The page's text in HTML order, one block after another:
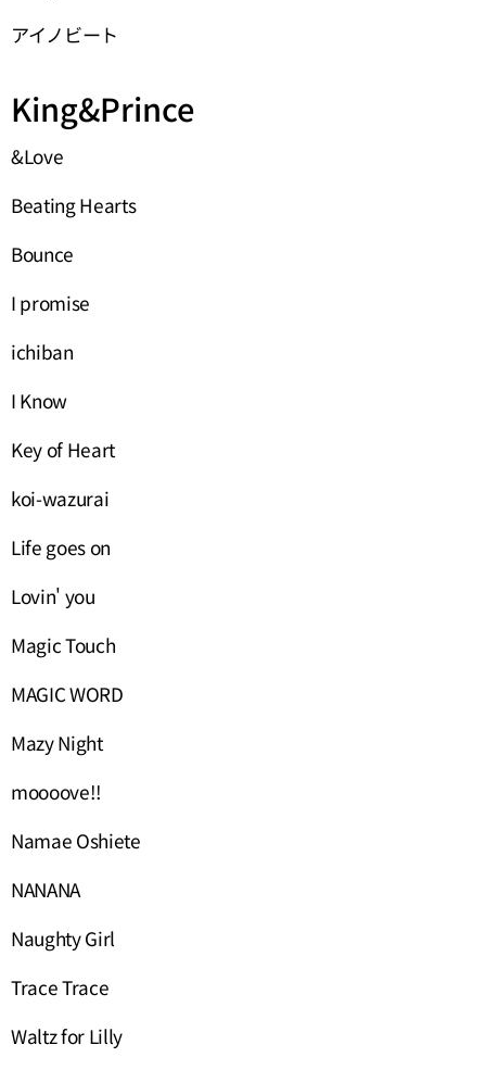
アイノビート
King&Prince
&Love
Beating Hearts
Bounce
I promise
ichiban
I Know
Key of Heart
koi-wazurai
Life goes on
Lovin' you
Magic Touch
MAGIC WORD
Mazy Night
moooove!!
Namae Oshiete
NANANA
Naughty Girl
Trace Trace
Waltz for Lilly